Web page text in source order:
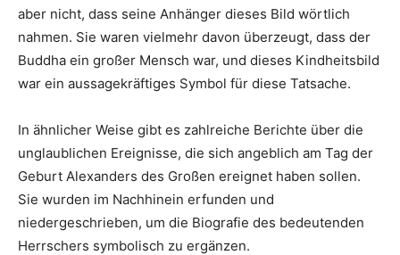
aber nicht, dass seine Anhänger dieses Bild wörtlich
nahmen. Sie waren vielmehr davon überzeugt, dass der
Buddha ein großer Mensch war, und dieses Kindheitsbild
war ein aussagekräftiges Symbol für diese Tatsache.
In ähnlicher Weise gibt es zahlreiche Berichte über die
unglaublichen Ereignisse, die sich angeblich am Tag der
Geburt Alexanders des Großen ereignet haben sollen.
Sie wurden im Nachhinein erfunden und
niedergeschrieben, um die Biografie des bedeutenden
Herrschers symbolisch zu ergänzen.